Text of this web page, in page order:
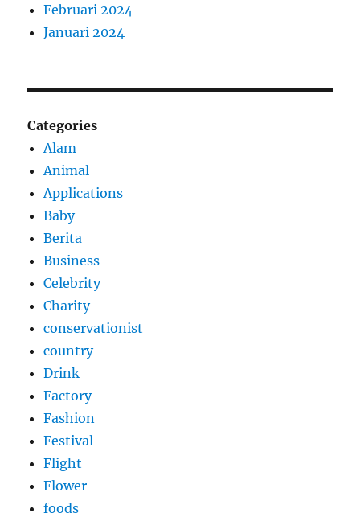
Februari 2024
Januari 2024
Categories
Alam
Animal
Applications
Baby
Berita
Business
Celebrity
Charity
conservationist
country
Drink
Factory
Fashion
Festival
Flight
Flower
foods